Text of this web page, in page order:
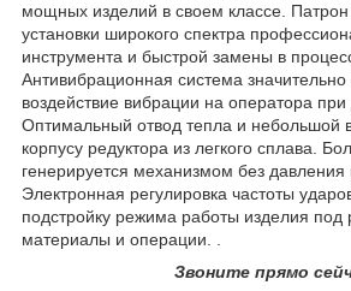
мощных изделий в своем классе.
установки широкого спектра
инструмента и быстрой замены в
Антивибрационная система
воздействие вибрации на оператора
Оптимальный отвод тепла и небольшой
корпусу редуктора из легкого сплава.
генерируется механизмом без давления
Электронная регулировка частоты
подстройку режима работы изделия под
материалы и операции. .
Звоните прямо